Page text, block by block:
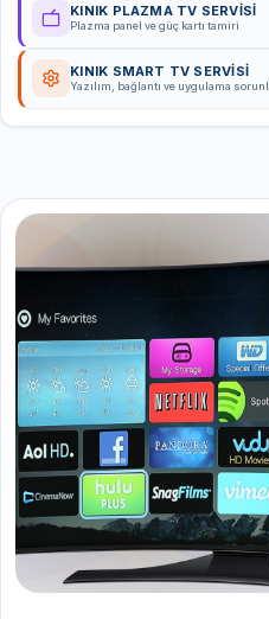
KINIK PLAZMA TV SERVISI
Plazma panel ve güç kartı tamiri
KINIK SMART TV SERVISI
Yazılım, bağlantı ve uygulama